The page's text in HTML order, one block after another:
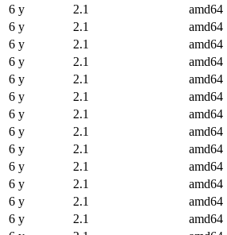
6 y
2.1 amd64
6 y
2.1 amd64
6 y
2.1 amd64
6 y
2.1 amd64
6 y
2.1 amd64
6 y
2.1 amd64
6 y
2.1 amd64
6 y
2.1 amd64
6 y
2.1 amd64
6 y
2.1 amd64
6 y
2.1 amd64
6 y
2.1 amd64
6 y
2.1 amd64